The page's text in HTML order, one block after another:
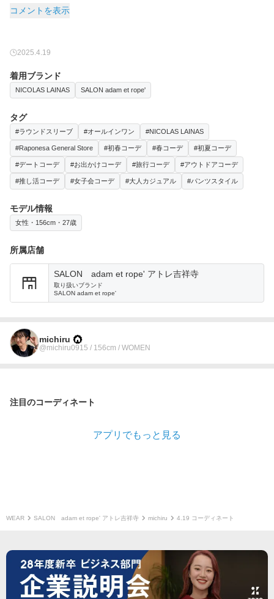
コメントを表示
2025.4.19
着用ブランド
NICOLAS LAINAS SALON adam et rope'
タグ
#ラウンドスリーブ #オールインワン #NICOLAS LAINAS
#Raponesa General Store #初春コーデ #春コーデ #初夏コーデ
#デートコーデ #お出かけコーデ #旅行コーデ #アウトドアコーデ
#推し活コーデ #女子会コーデ #大人カジュアル #パンツスタイル
モデル情報
女性・156cm・27歳
所属店舗
SALON adam et rope' アトレ吉祥寺
取り扱いブランド
SALON adam et rope'
michiru
@michiru0915 / 156cm / WOMEN
注目のコーディネート
アプリでもっと見る
WEAR SALON adam et rope' アトレ吉祥寺 michiru 4.19 コーディネート